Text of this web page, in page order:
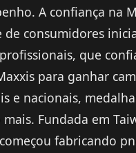
A confiança na
de consumidores
que
para ganhar
e nacionais,
Fundada em
fabricando